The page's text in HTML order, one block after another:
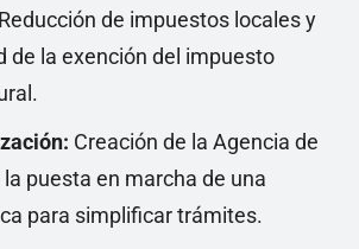
Reducción de impuestos locales y
de la exención del impuesto
Creación de la Agencia de
puesta en marcha de una
para simplificar trámites.